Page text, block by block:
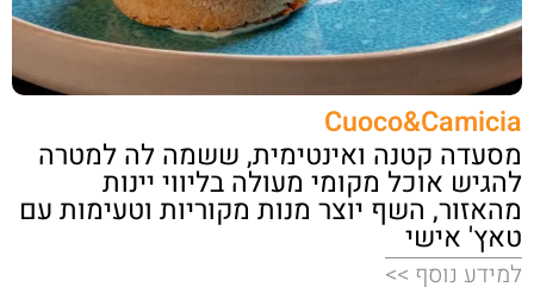
Cuoco&Camicia
מסעדה קטנה ואינטימית, ששמה לה למטרה
להגיש אוכל מקומי מעולה בליווי יינות
מהאזור, השף יוצר מנות מקוריות וטעימות עם
טאץ' אישי
למידע נוסף >>